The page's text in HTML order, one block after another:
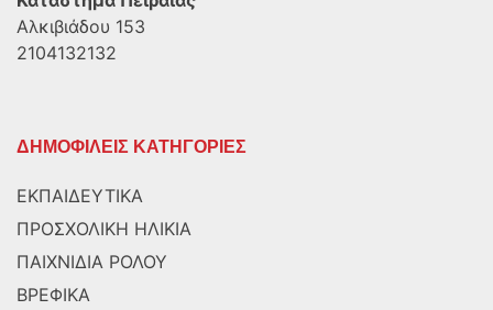
Αλκιβιάδου 153
2104132132
ΔΗΜΟΦΙΛΕΙΣ ΚΑΤΗΓΟΡΙΕΣ
ΕΚΠΑΙΔΕΥΤΙΚΑ
ΠΡΟΣΧΟΛΙΚΗ ΗΛΙΚΙΑ
ΠΑΙΧΝΙΔΙΑ ΡΟΛΟΥ
ΒΡΕΦΙΚΑ